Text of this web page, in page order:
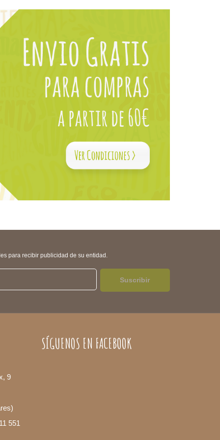
para recibir publicidad de su entidad.
Suscribir
9
551
SÍGUENOS EN FACEBOOK